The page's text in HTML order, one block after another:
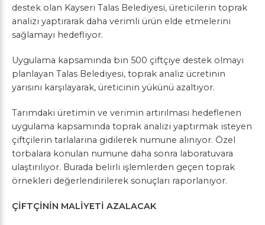
destek olan Kayseri Talas Belediyesi, üreticilerin toprak
analizi yaptırarak daha verimli ürün elde etmelerini
sağlamayı hedefliyor.
Uygulama kapsamında bin 500 çiftçiye destek olmayı
planlayan Talas Belediyesi, toprak analiz ücretinin
yarısını karşılayarak, üreticinin yükünü azaltıyor.
Tarımdaki üretimin ve verimin artırılması hedeflenen
uygulama kapsamında toprak analizi yaptırmak isteyen
çiftçilerin tarlalarına gidilerek numune alınıyor. Özel
torbalara konulan numune daha sonra laboratuvara
ulaştırılıyor. Burada belirli işlemlerden geçen toprak
örnekleri değerlendirilerek sonuçları raporlanıyor.
ÇİFTÇİNİN MALİYETİ AZALACAK